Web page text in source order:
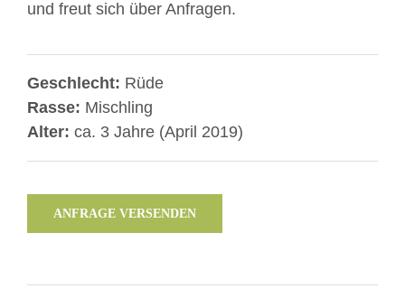
und freut sich über Anfragen.
Geschlecht: Rüde
Rasse: Mischling
Alter: ca. 3 Jahre (April 2019)
ANFRAGE VERSENDEN